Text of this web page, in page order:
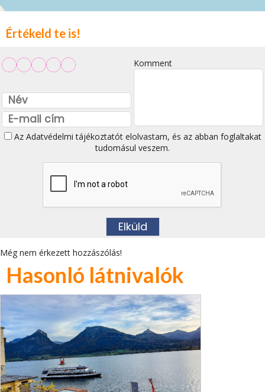
Értékeld te is!
Komment
Az Adatvédelmi tájékoztatótelolvastam, és az abban foglaltakat
tudomásul veszem.
Még nem érkezett hozzászólás!
Hasonló látnivalók